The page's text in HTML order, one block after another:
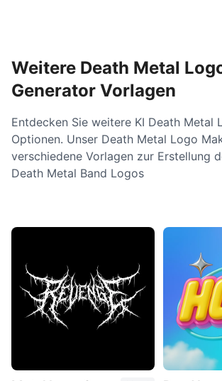
Weitere Death Metal
Generator Vorlagen
Entdecken Sie weitere KI Death Metal
Optionen. Unser Death Metal Logo
verschiedene Vorlagen zur Erstellung
Death Metal Band Logos